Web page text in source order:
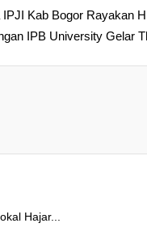
Kab Bogor Rayakan
IPB University Gelar
Hajar...